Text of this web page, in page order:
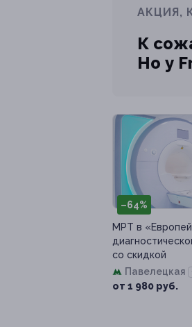
АКЦИЯ,
К
Но у
–64%
МРТ в
со скидкой
Павелецкая
от 1 980 руб.